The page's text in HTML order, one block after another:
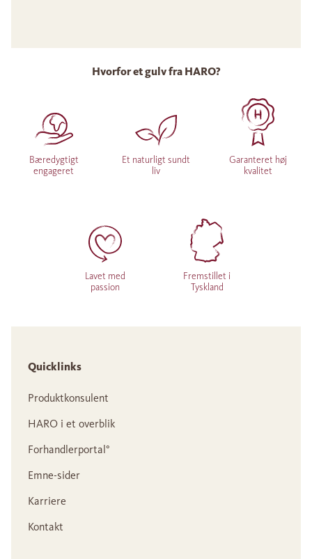
Hvorfor et gulv fra HARO?
Bæredygtigt
engageret
Et naturligt sundt
liv
Garanteret høj
kvalitet
Lavet med
passion
Fremstillet i
Tyskland
Quicklinks
Produktkonsulent
HARO i et overblik
Forhandlerportal°
Emne-sider
Karriere
Kontakt